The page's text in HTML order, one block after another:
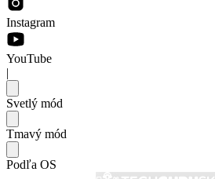
Instagram
YouTube
|
Svetlý mód
Tmavý mód
Podľa OS